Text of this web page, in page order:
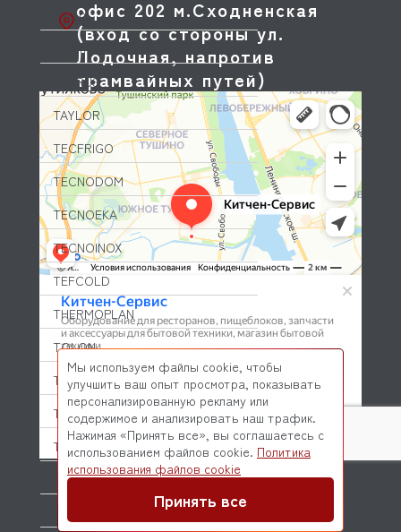
T-LUX
TATRA
TAURUS
TAYLOR
TECFRIGO
TECNODOM
TECNOEKA
TECNOINOX
TEFCOLD
THERMOPLAN
TOLON
TRIBECA
TRUE
TSM
TURBOAIR
офис 202 м.Сходненская
(вход со стороны ул.
Лодочная, напротив
трамвайных путей)
© 2026 Kitchen-Service.com Интернет-магазин запчастей
и оборудования профессиональной кухни
Мы используем файлы cookie, чтобы
улучшить ваш опыт просмотра, показывать
персонализированную рекламу или
содержимое и анализировать наш трафик.
Нажимая «Принять все», вы соглашаетесь с
использованием файлов cookie. Политика
использования файлов cookie
Принять все